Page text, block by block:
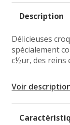
Description
Délicieuses
spécialement
c½ur, des reins
Voir